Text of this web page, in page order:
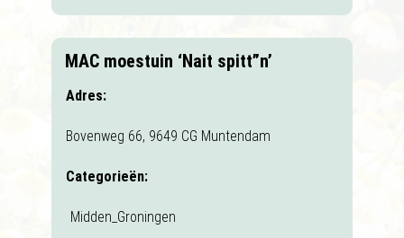
MAC moestuin ‘Nait spitt”n’
Adres:
Bovenweg 66, 9649 CG Muntendam
Categorieën:
Midden_Groningen